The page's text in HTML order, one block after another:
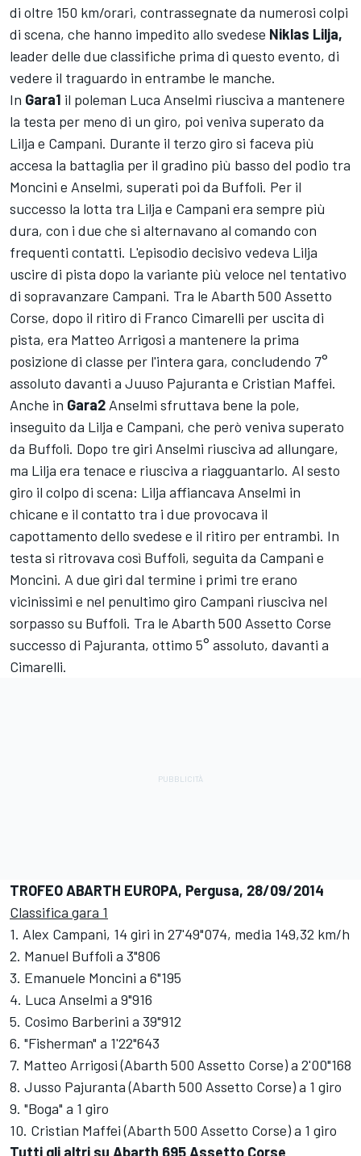
di oltre 150 km/orari, contrassegnate da numerosi colpi
di scena, che hanno impedito allo svedese Niklas Lilja,
leader delle due classifiche prima di questo evento, di
vedere il traguardo in entrambe le manche.
In Gara1 il poleman Luca Anselmi riusciva a mantenere
la testa per meno di un giro, poi veniva superato da
Lilja e Campani. Durante il terzo giro si faceva più
accesa la battaglia per il gradino più basso del podio tra
Moncini e Anselmi, superati poi da Buffoli. Per il
successo la lotta tra Lilja e Campani era sempre più
dura, con i due che si alternavano al comando con
frequenti contatti. L'episodio decisivo vedeva Lilja
uscire di pista dopo la variante più veloce nel tentativo
di sopravanzare Campani. Tra le Abarth 500 Assetto
Corse, dopo il ritiro di Franco Cimarelli per uscita di
pista, era Matteo Arrigosi a mantenere la prima
posizione di classe per l'intera gara, concludendo 7°
assoluto davanti a Juuso Pajuranta e Cristian Maffei.
Anche in Gara2 Anselmi sfruttava bene la pole,
inseguito da Lilja e Campani, che però veniva superato
da Buffoli. Dopo tre giri Anselmi riusciva ad allungare,
ma Lilja era tenace e riusciva a riagguantarlo. Al sesto
giro il colpo di scena: Lilja affiancava Anselmi in
chicane e il contatto tra i due provocava il
capottamento dello svedese e il ritiro per entrambi. In
testa si ritrovava così Buffoli, seguita da Campani e
Moncini. A due giri dal termine i primi tre erano
vicinissimi e nel penultimo giro Campani riusciva nel
sorpasso su Buffoli. Tra le Abarth 500 Assetto Corse
successo di Pajuranta, ottimo 5° assoluto, davanti a
Cimarelli.
TROFEO ABARTH EUROPA, Pergusa, 28/09/2014
Classifica gara 1
1. Alex Campani, 14 giri in 27'49"074, media 149,32 km/h
2. Manuel Buffoli a 3"806
3. Emanuele Moncini a 6"195
4. Luca Anselmi a 9"916
5. Cosimo Barberini a 39"912
6. "Fisherman" a 1'22"643
7. Matteo Arrigosi (Abarth 500 Assetto Corse) a 2'00"168
8. Jusso Pajuranta (Abarth 500 Assetto Corse) a 1 giro
9. "Boga" a 1 giro
10. Cristian Maffei (Abarth 500 Assetto Corse) a 1 giro
Tutti gli altri su Abarth 695 Assetto Corse